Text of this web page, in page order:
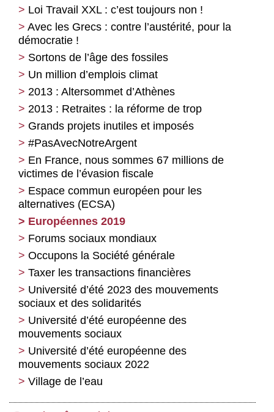
Loi Travail XXL : c’est toujours non !
Avec les Grecs : contre l’austérité, pour la
démocratie !
Sortons de l’âge des fossiles
Un million d’emplois climat
2013 : Altersommet d’Athènes
2013 : Retraites : la réforme de trop
Grands projets inutiles et imposés
#PasAvecNotreArgent
En France, nous sommes 67 millions de
victimes de l’évasion fiscale
Espace commun européen pour les
alternatives (ECSA)
Européennes 2019
Forums sociaux mondiaux
Occupons la Société générale
Taxer les transactions financières
Université d’été 2023 des mouvements
sociaux et des solidarités
Université d’été européenne des
mouvements sociaux
Université d’été européenne des
mouvements sociaux 2022
Village de l’eau